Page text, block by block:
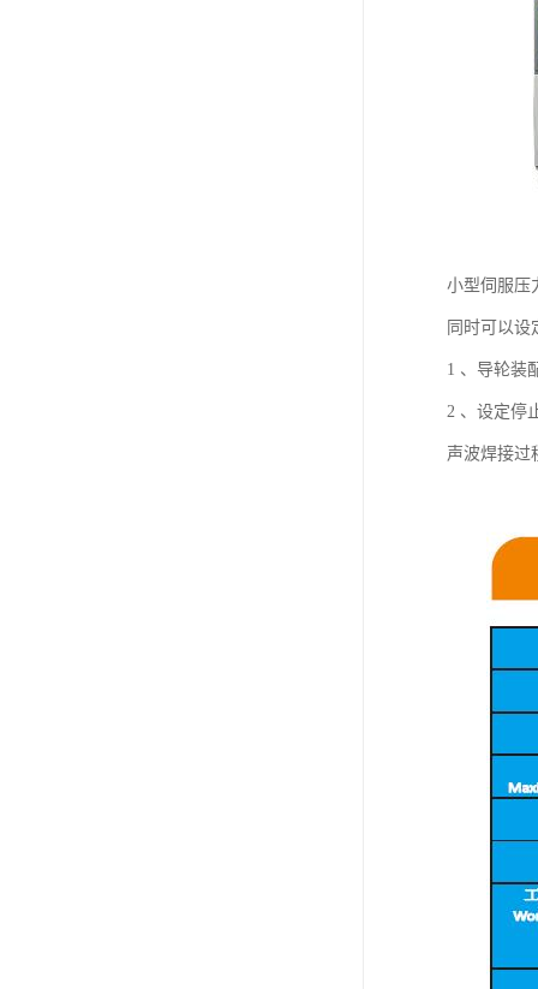
小型伺服压
同时可以
1 、导轮装
2 、设定停
声波焊接过